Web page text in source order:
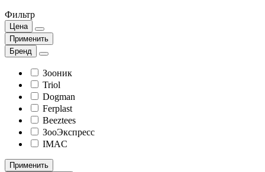
Фильтр
Цена
Применить
Бренд
Зооник
Triol
Dogman
Ferplast
Beeztees
ЗооЭкспресс
IMAC
Применить